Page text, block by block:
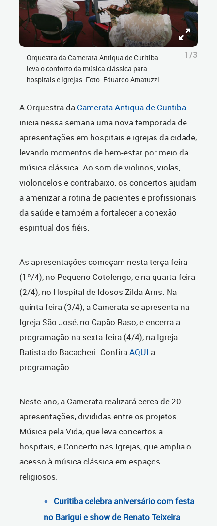
Orquestra da Camerata Antiqua de Curitiba
leva o conforto da música clássica para
hospitais e igrejas. Foto: Eduardo Amatuzzi
1/3
A Orquestra da Camerata Antiqua de Curitiba
inicia nessa semana uma nova temporada de
apresentações em hospitais e igrejas da cidade,
levando momentos de bem-estar por meio da
música clássica. Ao som de violinos, violas,
violoncelos e contrabaixo, os concertos ajudam
a amenizar a rotina de pacientes e profissionais
da saúde e também a fortalecer a conexão
espiritual dos fiéis.
As apresentações começam nesta terça-feira
(1º/4), no Pequeno Cotolengo, e na quarta-feira
(2/4), no Hospital de Idosos Zilda Arns. Na
quinta-feira (3/4), a Camerata se apresenta na
Igreja São José, no Capão Raso, e encerra a
programação na sexta-feira (4/4), na Igreja
Batista do Bacacheri. ConfiraAQUI a
programação.
Neste ano, a Camerata realizará cerca de 20
apresentações, divididas entre os projetos
Música pela Vida, que leva concertos a
hospitais, e Concerto nas Igrejas, que amplia o
acesso à música clássica em espaços
religiosos.
Curitiba celebra aniversário com festa
no Barigui e show de Renato Teixeira